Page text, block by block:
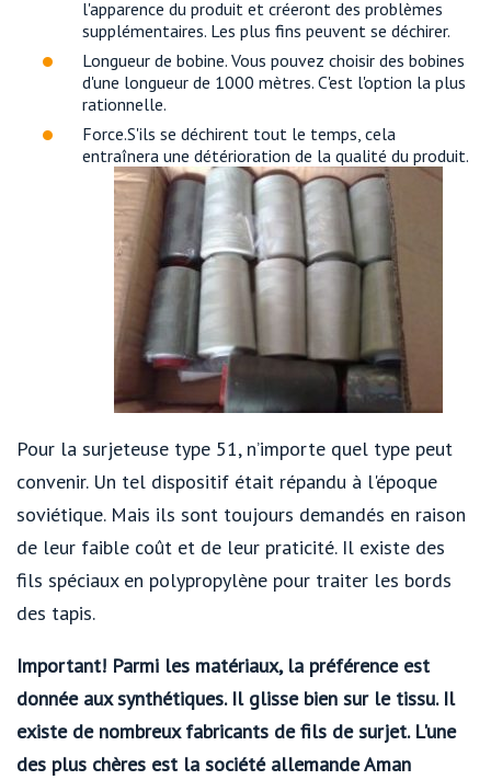
l'apparence du produit et créeront des problèmes
supplémentaires. Les plus fins peuvent se déchirer.
Longueur de bobine. Vous pouvez choisir des bobines
d'une longueur de 1000 mètres. C'est l'option la plus
rationnelle.
Force.S'ils se déchirent tout le temps, cela
entraînera une détérioration de la qualité du produit.
Pour la surjeteuse type 51, n’importe quel type peut
convenir. Un tel dispositif était répandu à l'époque
soviétique. Mais ils sont toujours demandés en raison
de leur faible coût et de leur praticité. Il existe des
fils spéciaux en polypropylène pour traiter les bords
des tapis.
Important! Parmi les matériaux, la préférence est
donnée aux synthétiques. Il glisse bien sur le tissu. Il
existe de nombreux fabricants de fils de surjet. L'une
des plus chères est la société allemande Aman